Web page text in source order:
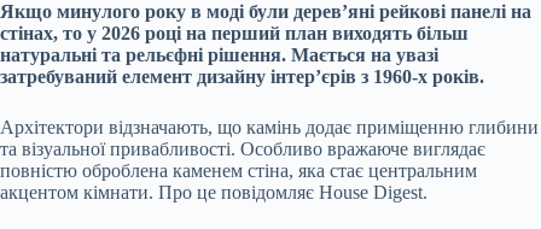
Якщо минулого року в моді були дерев’яні рейкові панелі на
стінах, то у 2026 році на перший план виходять більш
натуральні та рельєфні рішення. Мається на увазі
затребуваний елемент дизайну інтер’єрів з 1960-х років.
Архітектори відзначають, що камінь додає приміщенню глибини
та візуальної привабливості. Особливо вражаюче виглядає
повністю оброблена каменем стіна, яка стає центральним
акцентом кімнати. Про це повідомляє House Digest.